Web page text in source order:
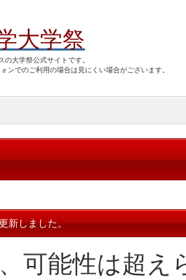
大学祭
の大学祭公式サイトです。
ンでのご利用の場合は見にくい場合がございます。
新しました。
可能性は超え